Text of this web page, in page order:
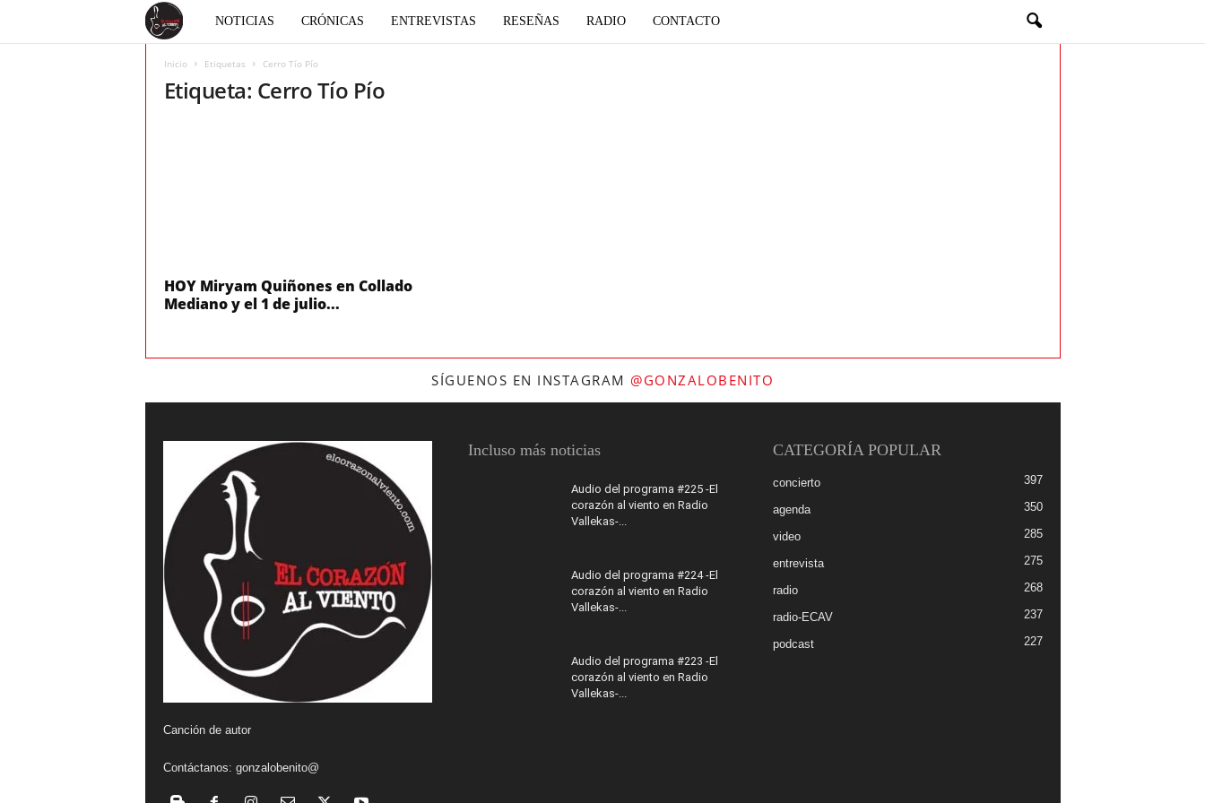
z
n
t
NOTICIAS CRÓNICAS ENTREVISTAS RESEÑAS RADIO CONTACTO
Inicio Etiquetas Cerro Tío Pío
Etiqueta: Cerro Tío Pío
HOY Miryam Quiñones en Collado
Mediano y el 1 de julio...
SÍGUENOS EN INSTAGRAM @GONZALOBENITO
Canción de autor
Contáctanos: gonzalobenito@
Incluso más noticias
Audio del programa #225 -El
corazón al viento en Radio
Vallekas-...
Audio del programa #224 -El
corazón al viento en Radio
Vallekas-...
Audio del programa #223 -El
corazón al viento en Radio
Vallekas-...
CATEGORÍA POPULAR
concierto 397
agenda 350
video 285
entrevista 275
radio 268
radio-ECAV 237
podcast 227